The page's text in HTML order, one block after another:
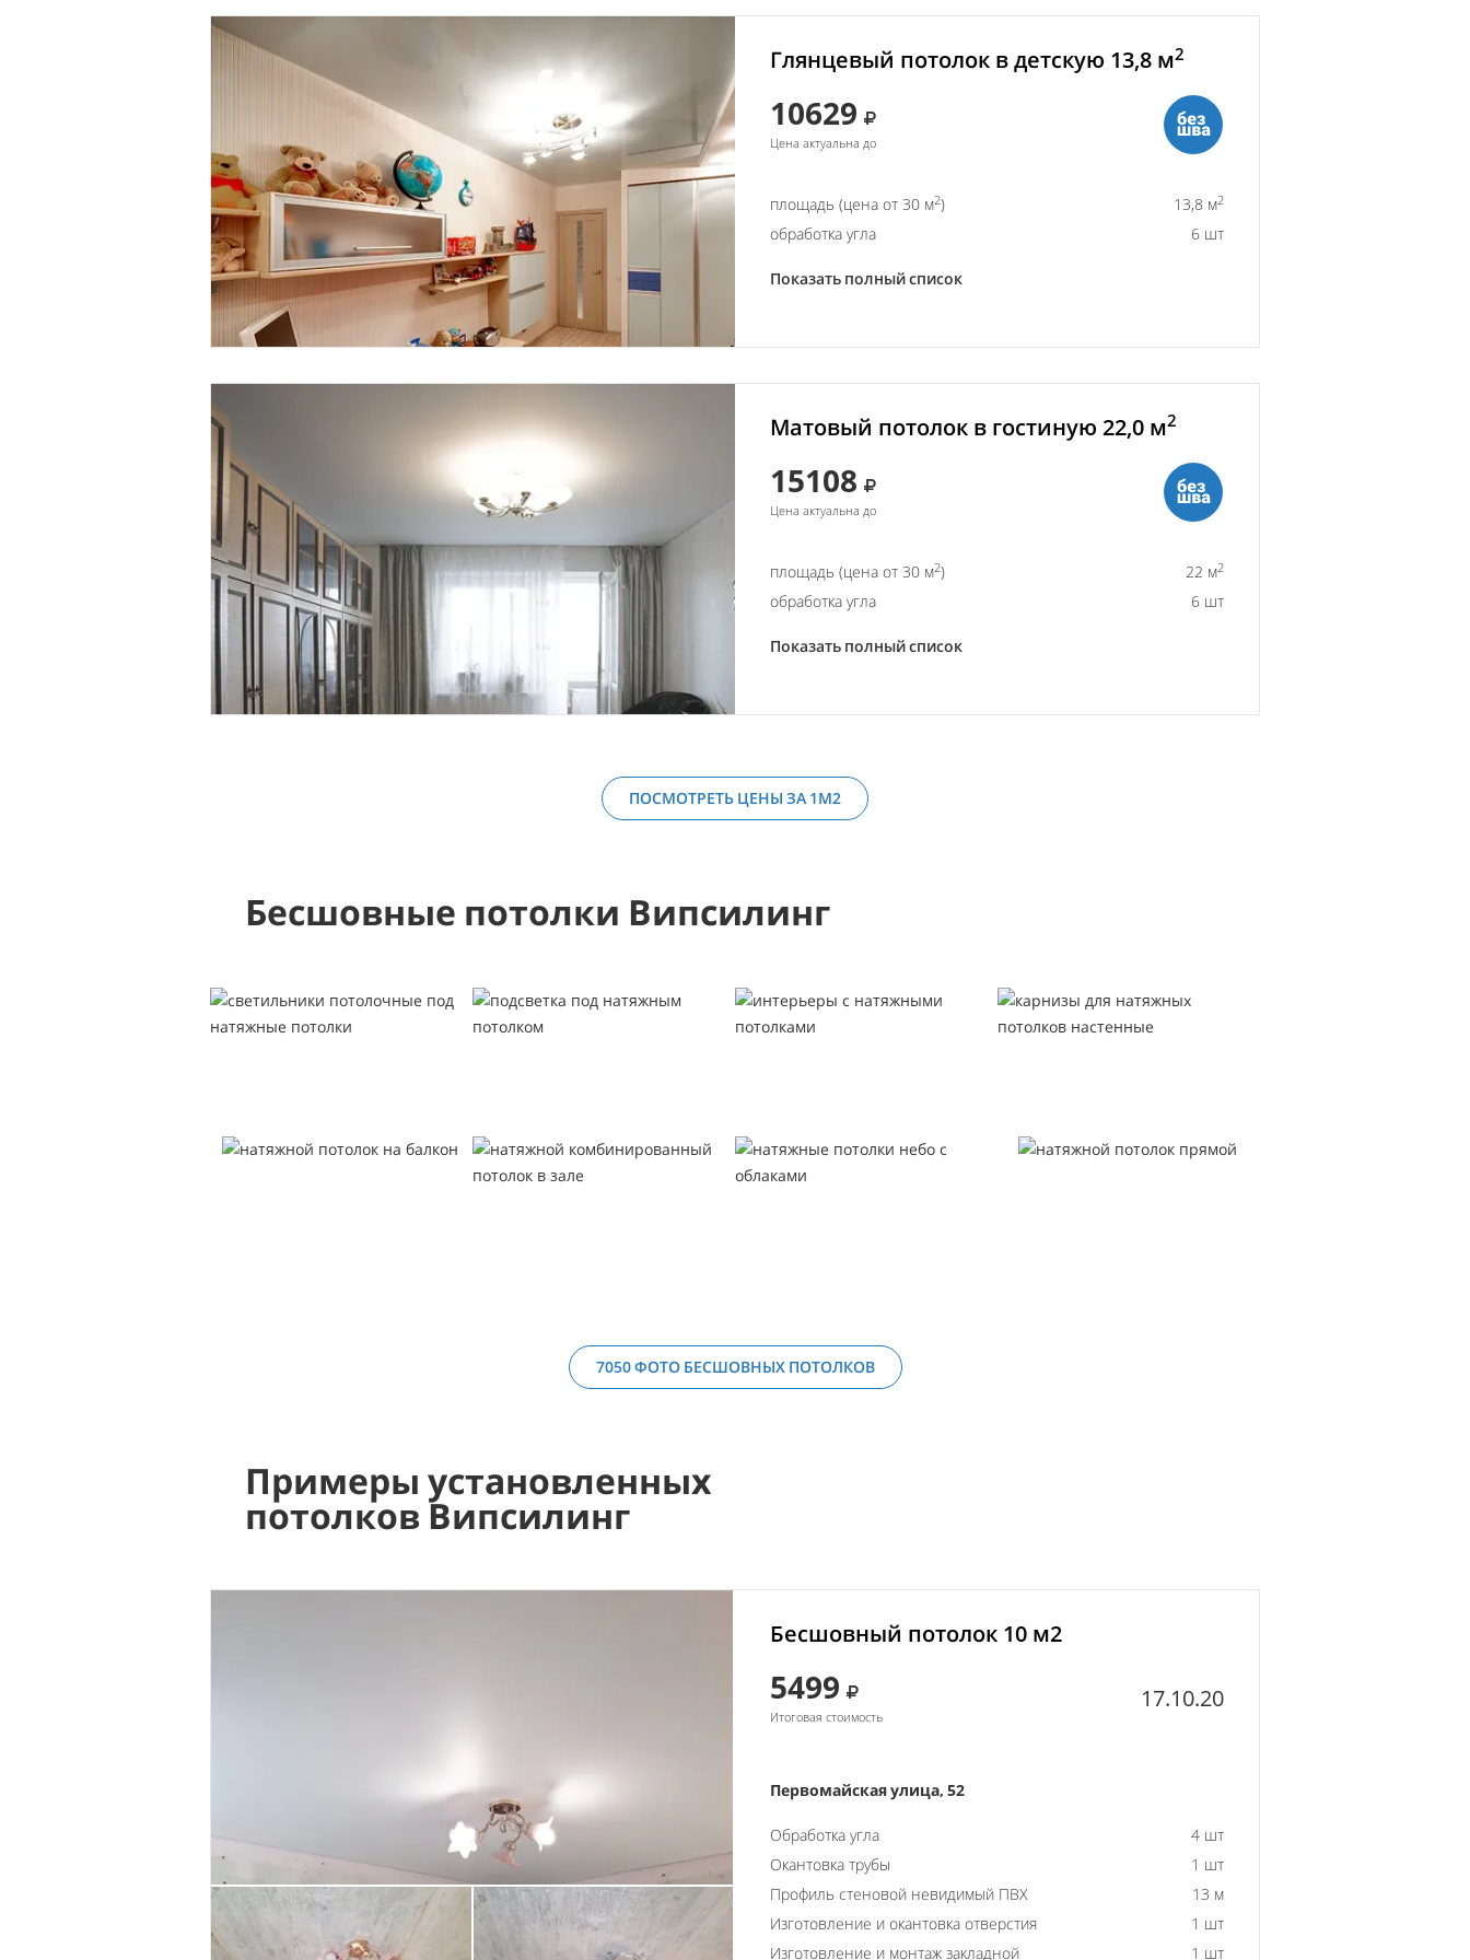
Глянцевый потолок в детскую 13,8 м2
10629
Цена актуальна до
площадь (цена от 30 м2) 13,8 м2
обработка угла 6 шт
Показать полный список
Матовый потолок в гостиную 22,0 м2
15108
Цена актуальна до
площадь (цена от 30 м2) 22 м2
обработка угла 6 шт
Показать полный список
ПОСМОТРЕТЬ ЦЕНЫ ЗА 1М2
Бесшовные потолки Випсилинг
7050 ФОТО БЕСШОВНЫХ ПОТОЛКОВ
Примеры установленных
потолков Випсилинг
Бесшовный потолок 10 м2
5499
Итоговая стоимость
17.10.20
Первомайская улица, 52
Обработка угла
4 шт
Окантовка трубы
1 шт
Профиль стеновой невидимый ПВХ
13 м
Изготовление и окантовка отверстия
1 шт
Изготовление и монтаж закладной
1 шт